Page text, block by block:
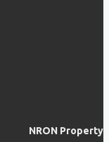
NRON Property